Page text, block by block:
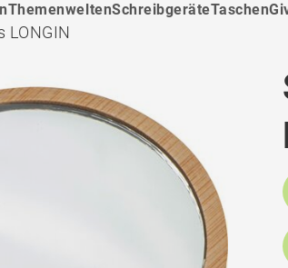
ThemenweltenSchreibgeräteTaschen
LONGIN